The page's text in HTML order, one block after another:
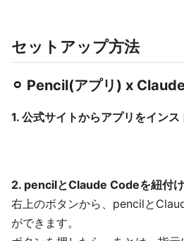
セットアップ方法
⚪︎ Pencil(アプリ) x
1. 公式サイトからアプリをインス
2. pencilとClaude Codeを紐付
右上のボタンから、pencilと
ができます。